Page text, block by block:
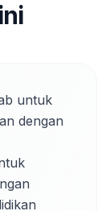
untuk
dengan